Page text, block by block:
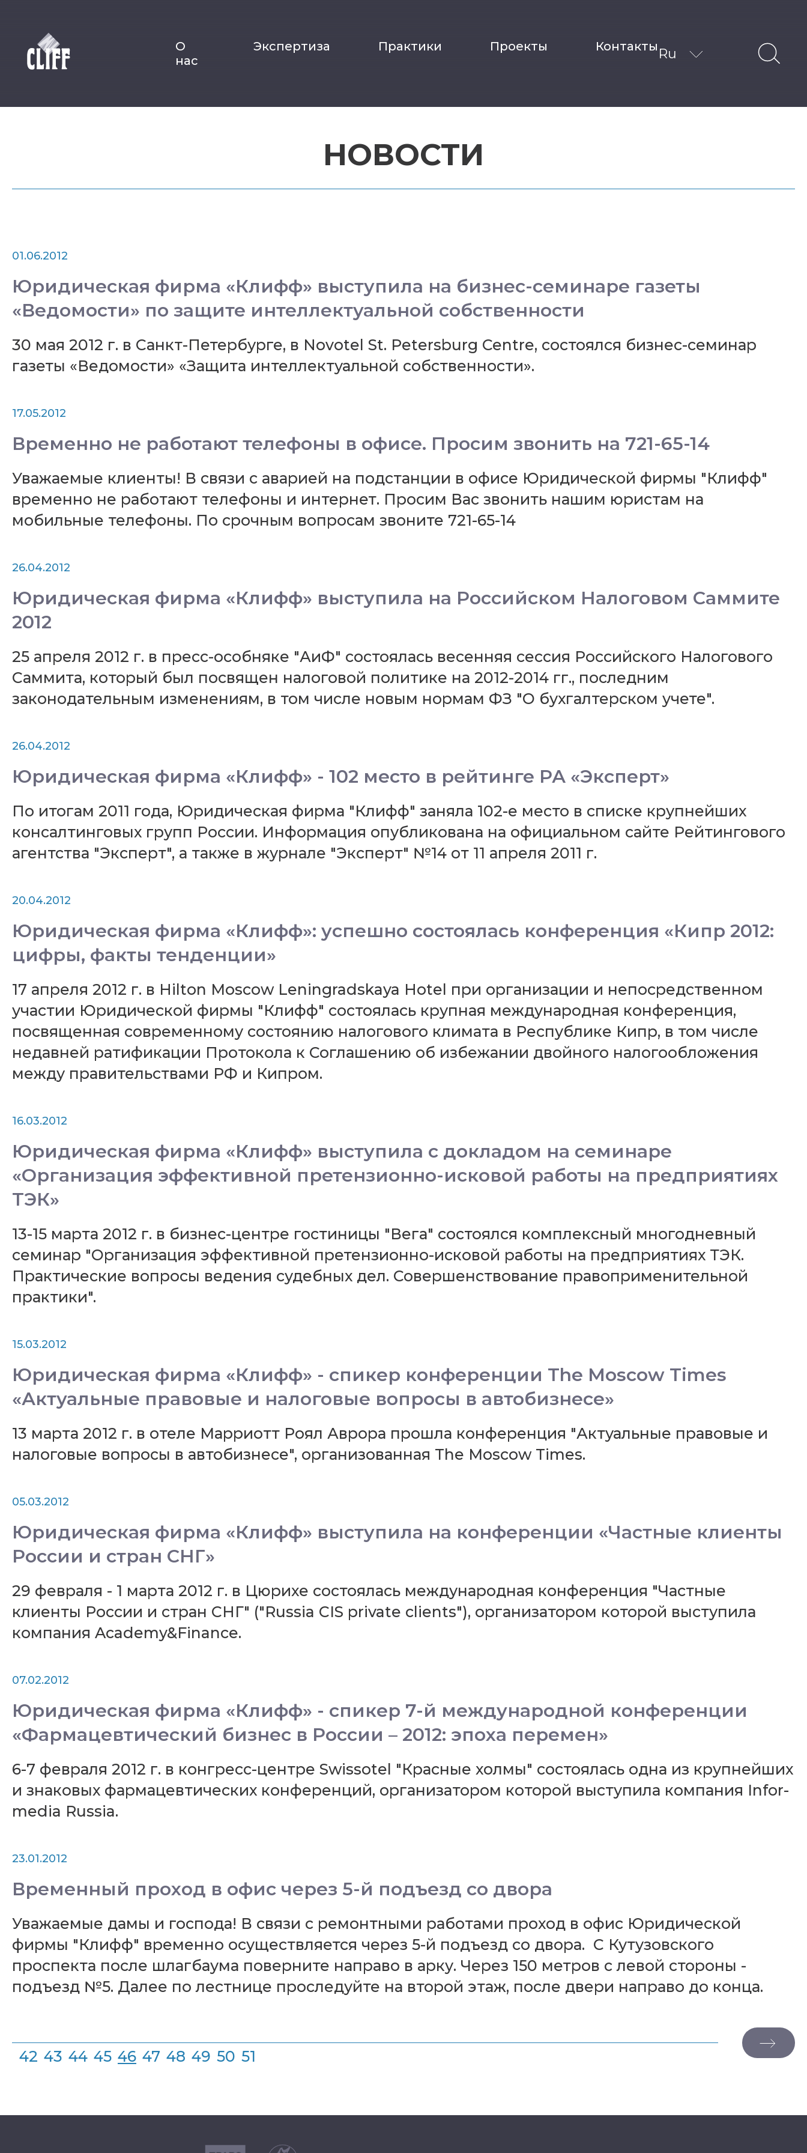
О
нас
Экспертиза Практики Проекты Контакты Ru
НОВОСТИ
01.06.2012
Юридическая фирма «Клифф» выступила на бизнес-семинаре газеты
«Ведомости» по защите интеллектуальной собственности
30 мая 2012 г. в Санкт-Петербурге, в Novotel St. Petersburg Centre, состоялся бизнес-семинар
газеты «Ведомости» «Защита интеллектуальной собственности».
17.05.2012
Временно не работают телефоны в офисе. Просим звонить на 721-65-14
Уважаемые клиенты! В связи с аварией на подстанции в офисе Юридической фирмы "Клифф"
временно не работают телефоны и интернет. Просим Вас звонить нашим юристам на
мобильные телефоны. По срочным вопросам звоните 721-65-14
26.04.2012
Юридическая фирма «Клифф» выступила на Российском Налоговом Саммите
2012
25 апреля 2012 г. в пресс-особняке "АиФ" состоялась весенняя сессия Российского Налогового
Саммита, который был посвящен налоговой политике на 2012-2014 гг., последним
законодательным изменениям, в том числе новым нормам ФЗ "О бухгалтерском учете".
26.04.2012
Юридическая фирма «Клифф» - 102 место в рейтинге РА «Эксперт»
По итогам 2011 года, Юридическая фирма "Клифф" заняла 102-е место в списке крупнейших
консалтинговых групп России. Информация опубликована на официальном сайте Рейтингового
агентства "Эксперт", а также в журнале "Эксперт" №14 от 11 апреля 2011 г.
20.04.2012
Юридическая фирма «Клифф»: успешно состоялась конференция «Кипр 2012:
цифры, факты тенденции»
17 апреля 2012 г. в Hilton Moscow Leningradskaya Hotel при организации и непосредственном
участии Юридической фирмы "Клифф" состоялась крупная международная конференция,
посвященная современному состоянию налогового климата в Республике Кипр, в том числе
недавней ратификации Протокола к Соглашению об избежании двойного налогообложения
между правительствами РФ и Кипром.
16.03.2012
Юридическая фирма «Клифф» выступила с докладом на семинаре
«Организация эффективной претензионно-исковой работы на предприятиях
ТЭК»
13-15 марта 2012 г. в бизнес-центре гостиницы "Вега" состоялся комплексный многодневный
семинар "Организация эффективной претензионно-исковой работы на предприятиях ТЭК.
Практические вопросы ведения судебных дел. Совершенствование правоприменительной
практики".
15.03.2012
Юридическая фирма «Клифф» - спикер конференции The Moscow Times
«Актуальные правовые и налоговые вопросы в автобизнесе»
13 марта 2012 г. в отеле Марриотт Роял Аврора прошла конференция "Актуальные правовые и
налоговые вопросы в автобизнесе", организованная The Moscow Times.
05.03.2012
Юридическая фирма «Клифф» выступила на конференции «Частные клиенты
России и стран СНГ»
29 февраля - 1 марта 2012 г. в Цюрихе состоялась международная конференция "Частные
клиенты России и стран СНГ" ("Russia CIS private clients"), организатором которой выступила
компания Academy&Finance.
07.02.2012
Юридическая фирма «Клифф» - спикер 7-й международной конференции
«Фармацевтический бизнес в России – 2012: эпоха перемен»
6-7 февраля 2012 г. в конгресс-центре Swissotel "Красные холмы" состоялась одна из крупнейших
и знаковых фармацевтических конференций, организатором которой выступила компания Infor-
media Russia.
23.01.2012
Временный проход в офис через 5-й подъезд со двора
Уважаемые дамы и господа! В связи с ремонтными работами проход в офис Юридической
фирмы "Клифф" временно осуществляется через 5-й подъезд со двора. С Кутузовского
проспекта после шлагбаума поверните направо в арку. Через 150 метров с левой стороны -
подъезд №5. Далее по лестнице проследуйте на второй этаж, после двери направо до конца.
42 43 44 45 46 47 48 49 50 51